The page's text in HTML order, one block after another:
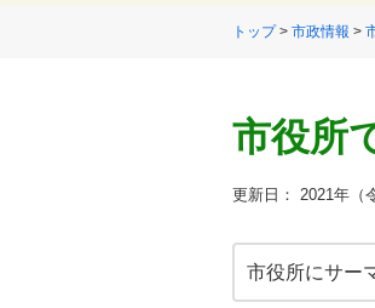
開く
トップ> 市政情報 >
市役所
更新日： 2021年（
市役所にサー